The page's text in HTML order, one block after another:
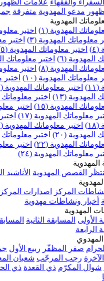
علامات الظهور عصر الغيبة
متفرقة جميع الأسئلة
(١)
اختبر معلوماتك المهدوية
(٣)
اختبر معلوماتك
المهدوية (٥)
اختبر
اختبر معلوماتك المهدوية (٧)
(٨)
اختبر معلوماتك المهدوية
(١٠)
اختبر معلوماتك
المهدوية (١٢)
اختبر
اختبر معلوماتك المهدوية (١٤)
(١٥)
اختبر معلوماتك المهدوية
(١٧)
اختبر معلوماتك
المهدوية (١٩)
اختبر
اختبر معلوماتك المهدوية (٢١)
(٢٢)
اختبر معلوماتك المهدوية
(٢٤)
الأناشيد المهدوية
اصدارات المركز الإصدارات
مهدوية
الثانية المسابقة الثالثة
ربيع الأول جمادى الأولى
شعبان المعظّم رمضان
ذي القعدة ذي الحجة